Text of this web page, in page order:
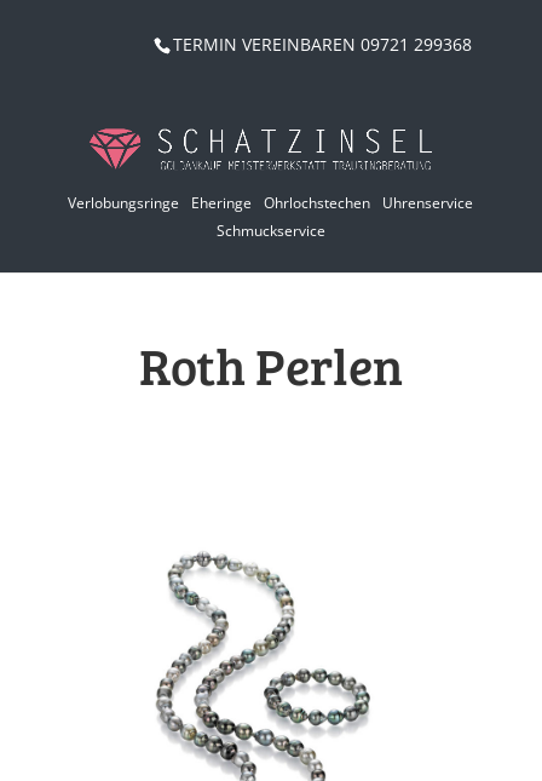
TERMIN VEREINBAREN 09721 299368
Verlobungsringe Eheringe Ohrlochstechen
Uhrenservice
Schmuckservice
Roth Perlen